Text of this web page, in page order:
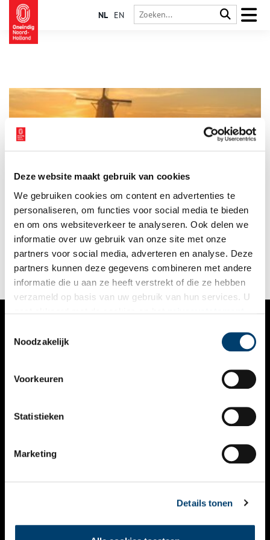
Deze website maakt gebruik van cookies
We gebruiken cookies om content en advertenties te
personaliseren, om functies voor social media te bieden
en om ons websiteverkeer te analyseren. Ook delen we
informatie over uw gebruik van onze site met onze
partners voor social media, adverteren en analyse. Deze
partners kunnen deze gegevens combineren met andere
informatie die u aan ze heeft verstrekt of die ze hebben
verzameld op basis van uw gebruik van hun services. U
Noodzakelijk
Voorkeuren
Statistieken
Marketing
Details tonen
NL EN
Oliemolen De Zoeker op De Zaanse Schans is de oudste molen
van vereniging De Zaansche Molen, die dit jaar honderd jaar
bestaat. In de maand januari worden er extra rondleidingen
gegeven.
VERHALEN
KALENDER
THEMA’S
VIDEO’S
CONTACT